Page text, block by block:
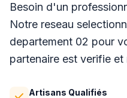
Besoin d'un
Notre reseau
departement 02 pour
partenaire est verifie
Artisans Qualifiés